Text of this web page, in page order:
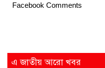
Facebook Comments
এ জাতীয় আরো খবর